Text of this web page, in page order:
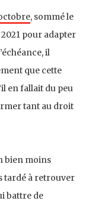
, sommé le
pour adapter
il
que cette
en fallait du peu
tant au droit
bien moins
tardé à retrouver
battre de